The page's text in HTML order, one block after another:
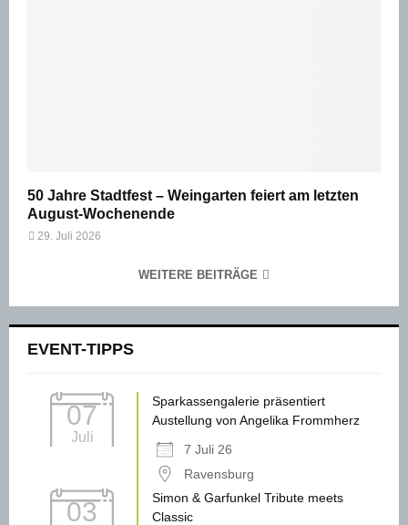
50 Jahre Stadtfest – Weingarten feiert am letzten
August-Wochenende
29. Juli 2026
WEITERE BEITRÄGE
EVENT-TIPPS
07
Juli
Sparkassengalerie präsentiert
Austellung von Angelika Frommherz
7 Juli 26
Ravensburg
03
Simon & Garfunkel Tribute meets
Classic